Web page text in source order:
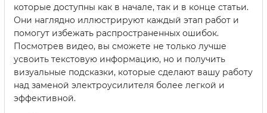
которые доступны как в начале, так и в конце статьи.
Они наглядно иллюстрируют каждый этап работ и
помогут избежать распространенных ошибок.
Посмотрев видео, вы сможете не только лучше
усвоить текстовую информацию, но и получить
визуальные подсказки, которые сделают вашу работу
над заменой электроусилителя более легкой и
эффективной.